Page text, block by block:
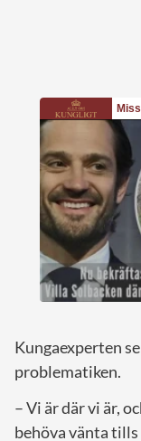
Kungaexperten
problematiken.
– Vi är där vi är,
behöva vänta tills